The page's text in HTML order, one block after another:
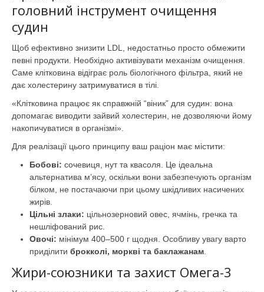
головний інструмент очищення
судин
Щоб ефективно знизити LDL, недостатньо просто обмежити
певні продукти. Необхідно активізувати механізм очищення.
Саме клітковина відіграє роль біологічного фільтра, який не
дає холестерину затримуватися в тілі.
«Клітковина працює як справжній “віник” для судин: вона
допомагає виводити зайвий холестерин, не дозволяючи йому
накопичуватися в організмі».
Для реалізації цього принципу ваш раціон має містити:
Бобові: сочевиця, нут та квасоля. Це ідеальна
альтернатива м’ясу, оскільки вони забезпечують організм
білком, не постачаючи при цьому шкідливих насичених
жирів.
Цільні злаки: цільнозерновий овес, ячмінь, гречка та
нешліфований рис.
Овочі: мінімум 400–500 г щодня. Особливу увагу варто
приділити брокколі, моркві та баклажанам
Жири-союзники та захист Омега-3